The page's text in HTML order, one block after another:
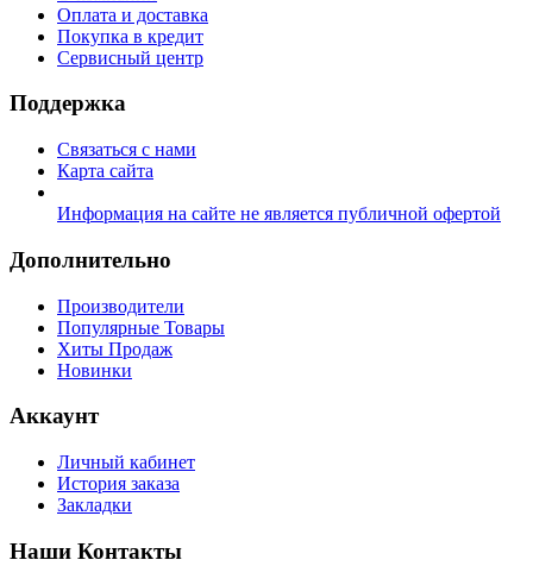
Оплата и доставка
Покупка в кредит
Сервисный центр
Поддержка
Связаться с нами
Карта сайта
Информация на сайте не является публичной офертой
Дополнительно
Производители
Популярные Товары
Хиты Продаж
Новинки
Аккаунт
Личный кабинет
История заказа
Закладки
Наши Контакты